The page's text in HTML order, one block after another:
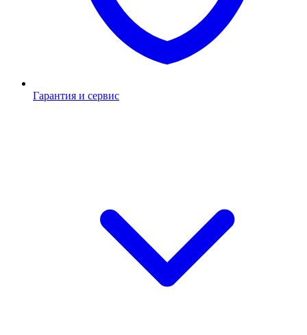
Гарантия и сервис